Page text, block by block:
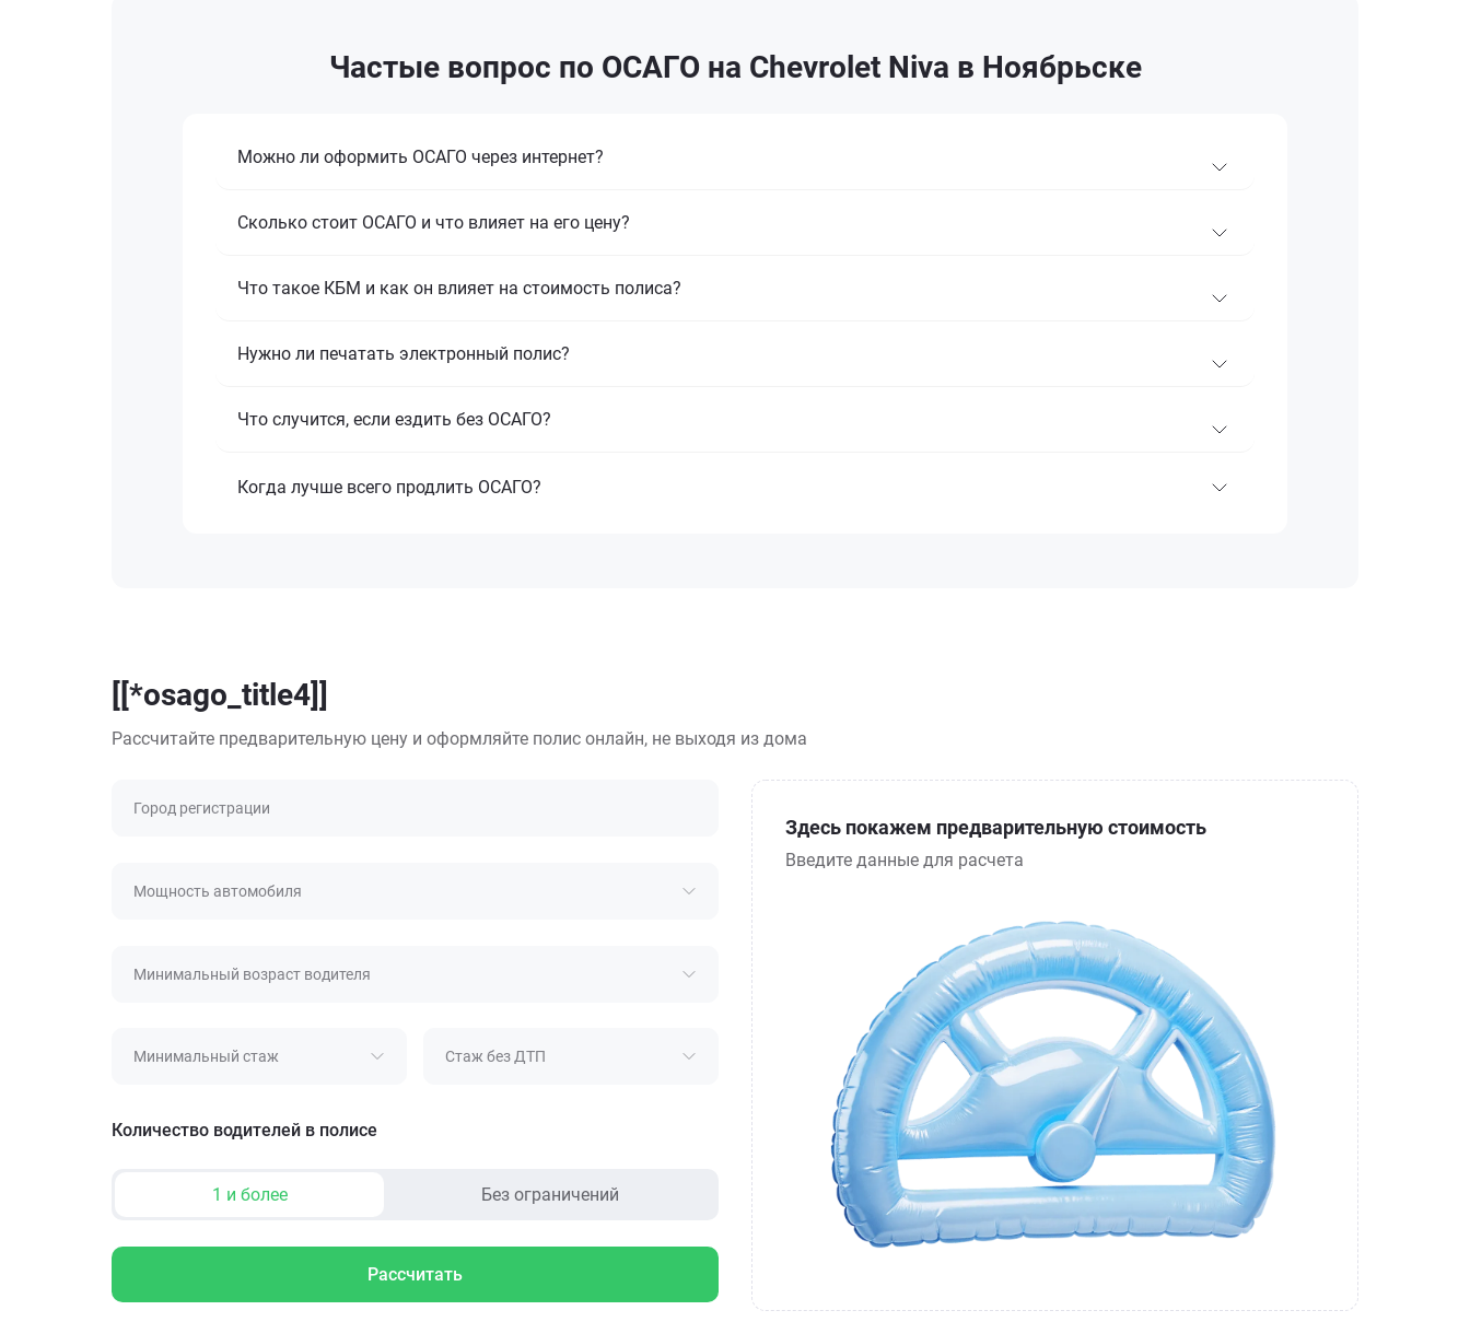
Частые вопрос по ОСАГО на Chevrolet Niva в Ноябрьске
Можно ли оформить ОСАГО через интернет?
Сколько стоит ОСАГО и что влияет на его цену?
Что такое КБМ и как он влияет на стоимость полиса?
Нужно ли печатать электронный полис?
Что случится, если ездить без ОСАГО?
Когда лучше всего продлить ОСАГО?
[[*osago_title4]]
Рассчитайте предварительную цену и оформляйте полис онлайн, не выходя из дома
Город регистрации
Мощность автомобиля
Минимальный возраст водителя
Минимальный стаж Стаж без ДТП
Количество водителей в полисе
1 и более Без ограничений
Рассчитать
Здесь покажем предварительную стоимость
Введите данные для расчета